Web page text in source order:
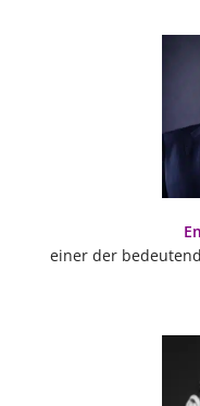
einer der